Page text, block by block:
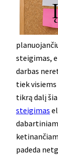
steigimas,
darbas
tiek
tikrą dalį
steigimas
padeda